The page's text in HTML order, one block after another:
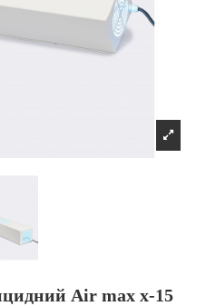
Air max x-15